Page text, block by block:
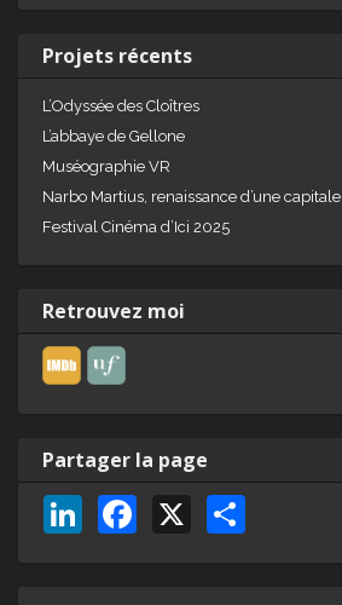
Projets récents
L’Odyssée des Cloîtres
L’abbaye de Gellone
Muséographie VR
Narbo Martius, renaissance d’une capitale
Festival Cinéma d’Ici 2025
Retrouvez moi
Partager la page
Li
X